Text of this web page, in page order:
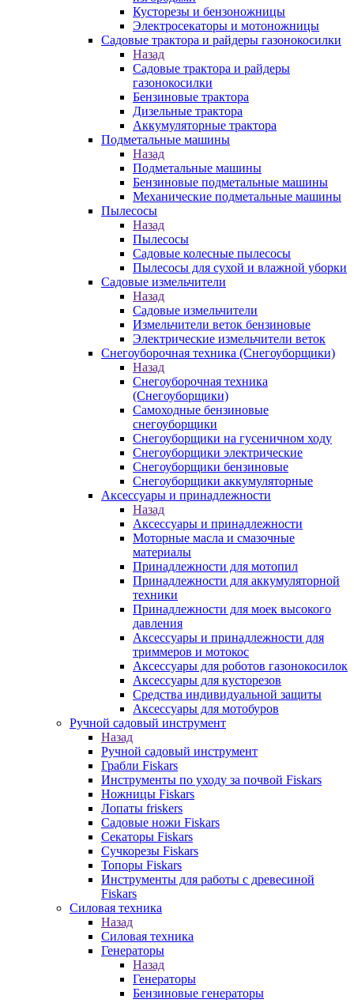
Кусторезы и бензоножницы
Электросекаторы и мотоножницы
Садовые трактора и райдеры газонокосилки
Назад
Садовые трактора и райдеры
газонокосилки
Бензиновые трактора
Дизельные трактора
Аккумуляторные трактора
Подметальные машины
Назад
Подметальные машины
Бензиновые подметальные машины
Механические подметальные машины
Пылесосы
Назад
Пылесосы
Садовые колесные пылесосы
Пылесосы для сухой и влажной уборки
Садовые измельчители
Назад
Садовые измельчители
Измельчители веток бензиновые
Электрические измельчители веток
Снегоуборочная техника (Снегоуборщики)
Назад
Снегоуборочная техника
(Снегоуборщики)
Самоходные бензиновые
снегоуборщики
Снегоуборщики на гусеничном ходу
Снегоуборщики электрические
Снегоуборщики бензиновые
Снегоуборщики аккумуляторные
Аксессуары и принадлежности
Назад
Аксессуары и принадлежности
Моторные масла и смазочные
материалы
Принадлежности для мотопил
Принадлежности для аккумуляторной
техники
Принадлежности для моек высокого
давления
Аксессуары и принадлежности для
триммеров и мотокос
Аксессуары для роботов газонокосилок
Аксессуары для кусторезов
Средства индивидуальной защиты
Аксессуары для мотобуров
Ручной садовый инструмент
Назад
Ручной садовый инструмент
Грабли Fiskars
Инструменты по уходу за почвой Fiskars
Ножницы Fiskars
Лопаты friskers
Садовые ножи Fiskars
Секаторы Fiskars
Сучкорезы Fiskars
Топоры Fiskars
Инструменты для работы с древесиной
Fiskars
Силовая техника
Назад
Силовая техника
Генераторы
Назад
Генераторы
Бензиновые генераторы